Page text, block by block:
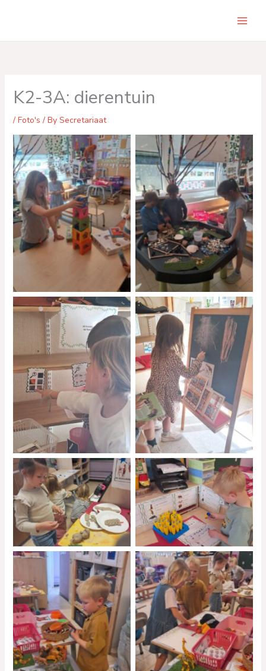
K2-3A: dierentuin
/ Foto's / By Secretariaat
No Caption No Caption
No Caption No Caption
No Caption No Caption
No Caption No Caption